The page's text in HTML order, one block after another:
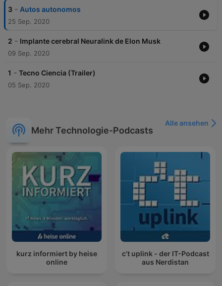
3 - Autos autonomos
25 Sep. 2020
2 - Implante cerebral Neuralink de Elon Musk
09 Sep. 2020
1 - Tecno Ciencia (Trailer)
05 Sep. 2020
Mehr Technologie-Podcasts
Alle ansehen
kurz informiert by heise
online
c’t uplink - der IT-Podcast
aus Nerdistan